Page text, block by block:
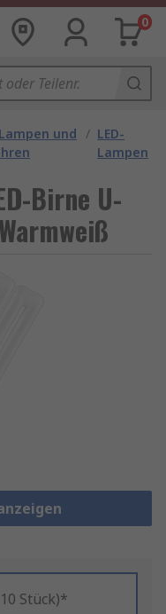
0
und / LED-
Lampen
Birne U-
Stück)*